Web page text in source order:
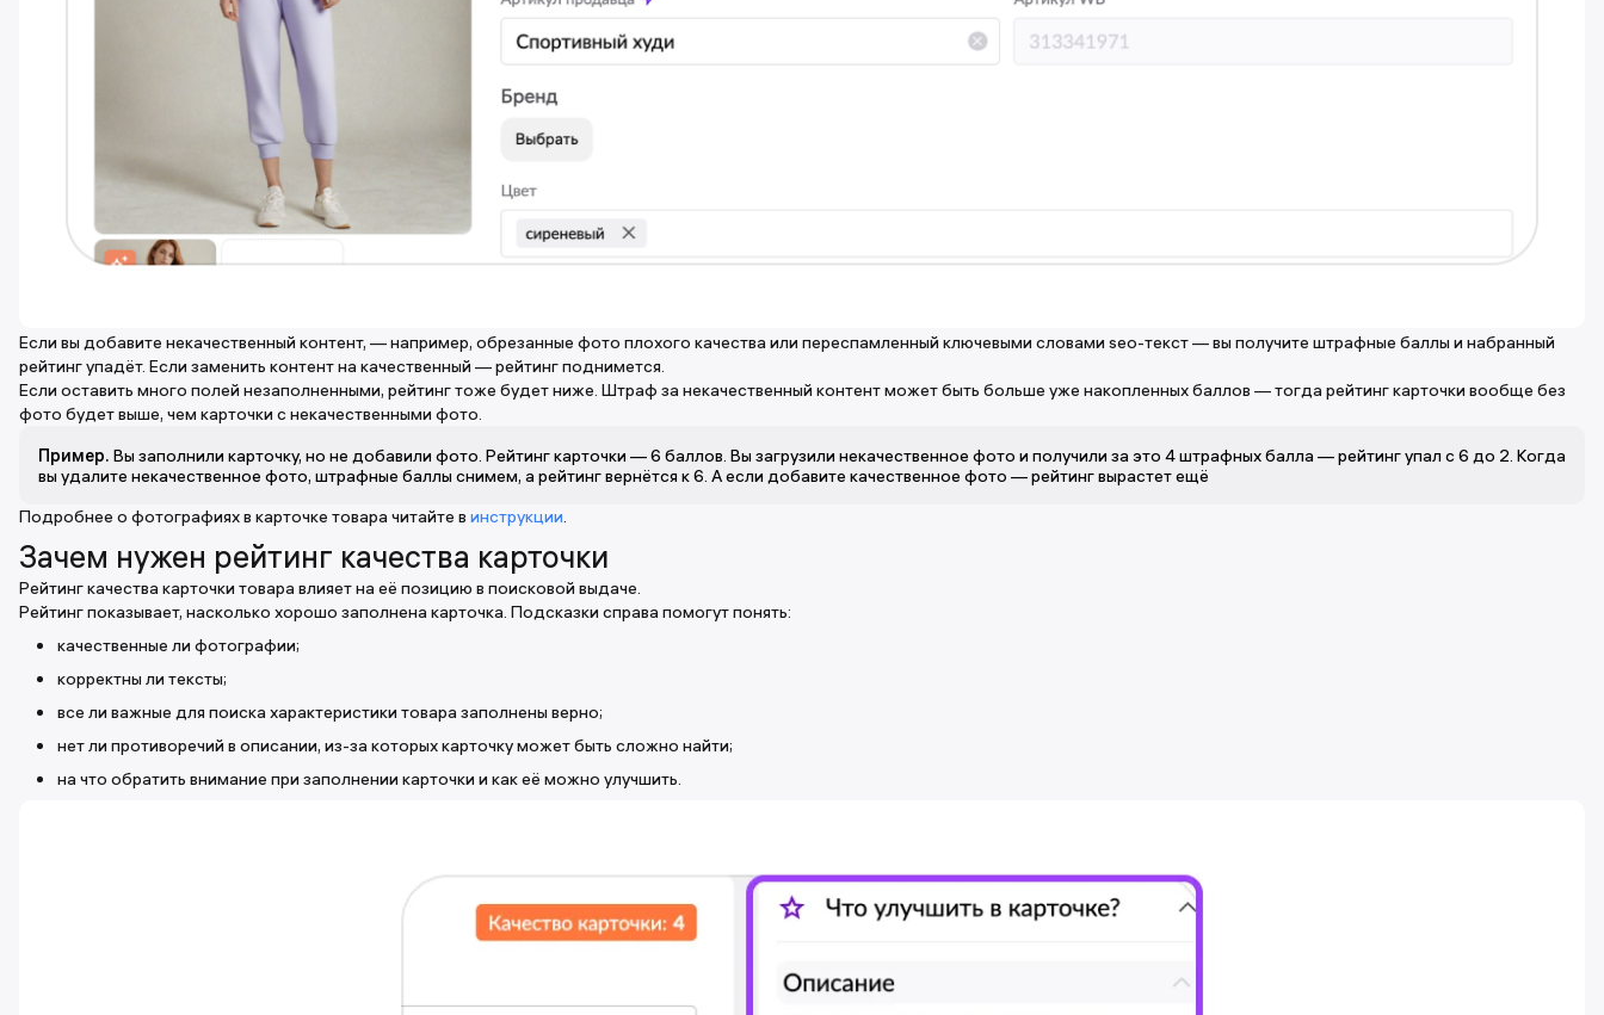
Если вы добавите некачественный контент, — например, обрезанные фото плохого качества или переспамленный ключевыми словами seo-текст — вы получите штрафные баллы и набранный
рейтинг упадёт. Если заменить контент на качественный — рейтинг поднимется.
Если оставить много полей незаполненными, рейтинг тоже будет ниже. Штраф за некачественный контент может быть больше уже накопленных баллов — тогда рейтинг карточки вообще без
фото будет выше, чем карточки с некачественными фото.
Пример. Вы заполнили карточку, но не добавили фото. Рейтинг карточки — 6 баллов. Вы загрузили некачественное фото и получили за это 4 штрафных балла — рейтинг упал с 6 до 2. Когда
вы удалите некачественное фото, штрафные баллы снимем, а рейтинг вернётся к 6. А если добавите качественное фото — рейтинг вырастет ещё
Подробнее о фотографиях в карточке товара читайте в инструкции.
Зачем нужен рейтинг качества карточки
Рейтинг качества карточки товара влияет на её позицию в поисковой выдаче.
Рейтинг показывает, насколько хорошо заполнена карточка. Подсказки справа помогут понять:
качественные ли фотографии;
корректны ли тексты;
все ли важные для поиска характеристики товара заполнены верно;
нет ли противоречий в описании, из-за которых карточку может быть сложно найти;
на что обратить внимание при заполнении карточки и как её можно улучшить.